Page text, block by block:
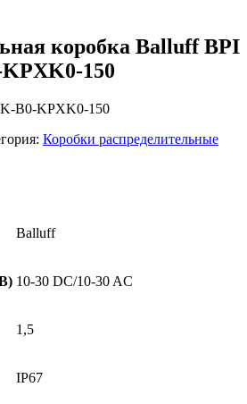
коробка Balluff BPI
150
B0-KPXK0-150
Коробки распределительные
Balluff
10-30 DC/10-30 AC
1,5
IP67